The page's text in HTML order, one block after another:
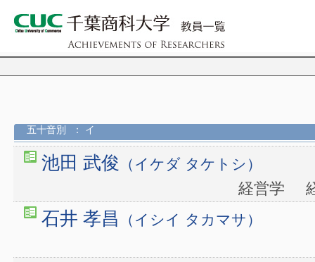
五十音別 ： イ
池田 武俊 （イケダ タケトシ）
経営学
石井 孝昌 （イシイ タカマサ）